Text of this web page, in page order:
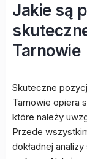
Jakie są
Tarnowie
Skuteczne
Tarnowie opiera
które należy
Przede
dokładnej